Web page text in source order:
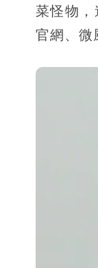
菜怪物
官網、微